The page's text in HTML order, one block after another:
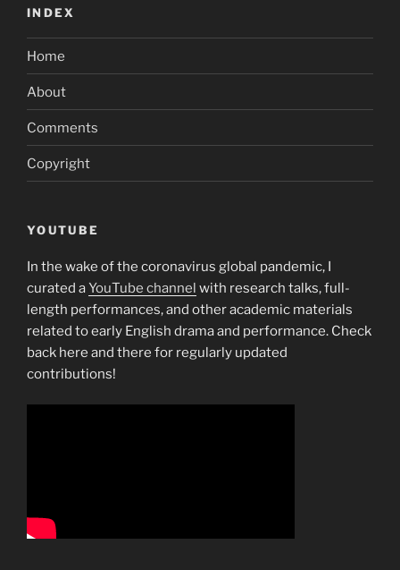
INDEX
Home
About
Comments
Copyright
YOUTUBE
In the wake of the coronavirus global pandemic, I
curated aYouTube channel with research talks, full-
length performances, and other academic materials
related to early English drama and performance. Check
back here and there for regularly updated
contributions!